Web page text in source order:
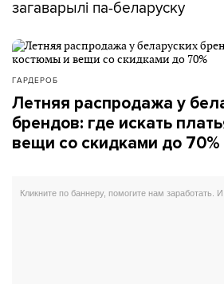
загаварылі па-беларуску
ГАРДЕРОБ
Летняя распродажа у
брендов: где искать
вещи со скидками до 70%